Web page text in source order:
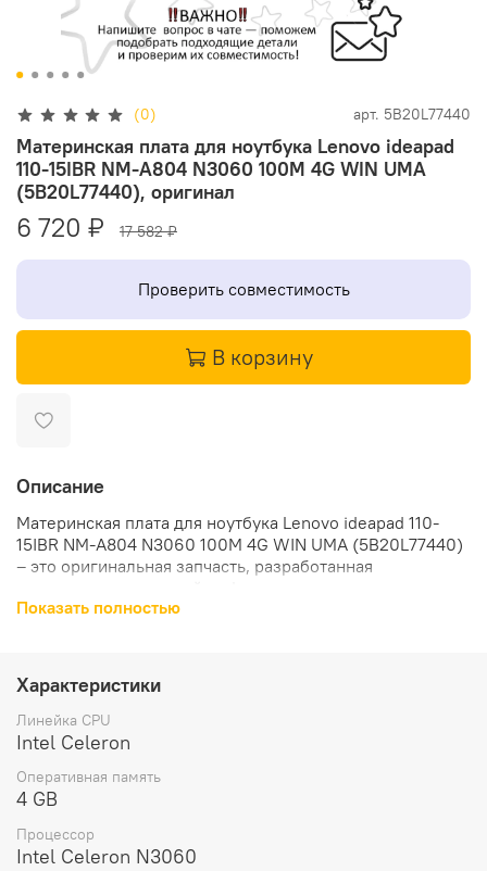
(0) арт. 5B20L77440
Материнская плата для ноутбука Lenovo ideapad
110-15IBR NM-A804 N3060 100M 4G WIN UMA
(5B20L77440), оригинал
6 720 ₽ 17 582 ₽
Проверить совместимость
В корзину
Описание
Материнская плата для ноутбука Lenovo ideapad 110-
15IBR NM-A804 N3060 100M 4G WIN UMA (5B20L77440)
– это оригинальная запчасть, разработанная
работу устройства и гарантирует его долгосрочную
эксплуатацию.
Модель процессора на материнской плате – Intel
производительность и быструю обработку данных.
Интегрированная видеочип на материнской плате
обеспечивает качественное и плавное
Показать полностью
Характеристики
Линейка CPU
Intel Celeron
Оперативная память
4 GB
Процессор
Intel Celeron N3060